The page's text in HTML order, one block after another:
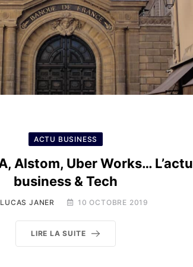
ACTU BUSINESS
Alstom, Uber Works… L’actu
business & Tech
LUCAS JANER 10 OCTOBRE 2019
LIRE LA SUITE